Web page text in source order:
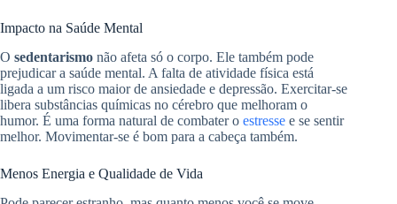
Impacto na Saúde Mental
O sedentarismo não afeta só o corpo. Ele também pode
prejudicar a saúde mental. A falta de atividade física está
ligada a um risco maior de ansiedade e depressão. Exercitar-se
libera substâncias químicas no cérebro que melhoram o
humor. É uma forma natural de combater o estresse e se sentir
melhor. Movimentar-se é bom para a cabeça também.
Menos Energia e Qualidade de Vida